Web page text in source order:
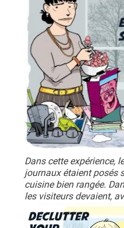
Dans cette expérience,
journaux étaient posés
cuisine bien rangée.
les visiteurs devaient,